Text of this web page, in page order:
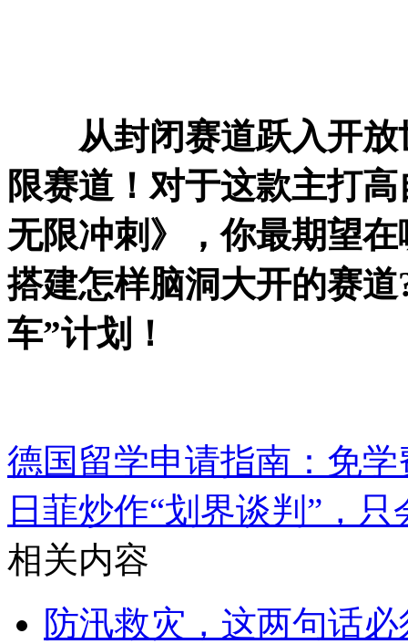
从封闭赛道跃入开放
限赛道！对于这款主打
无限冲刺》，你最期望
搭建怎样脑洞大开的赛
车”计划！
德国留学申请指南：免
日菲炒作“划界谈判”，
相关内容
防汛救灾，这两句话